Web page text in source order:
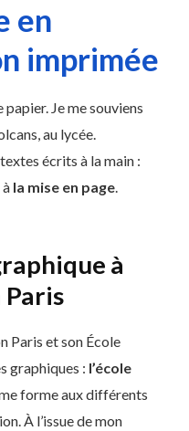
en
imprimée
Je me souviens
au lycée.
écrits à la main :
à la mise en page.
à
Paris
Paris et son École
graphiques : l’école
forme aux différents
À l’issue de mon